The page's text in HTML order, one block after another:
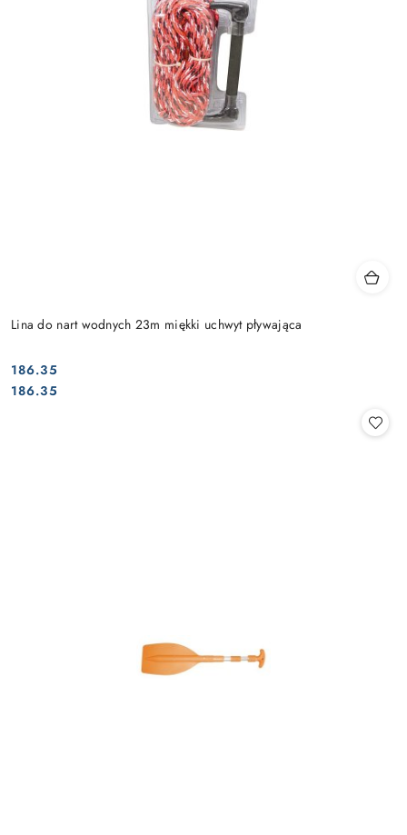
Lina do nart wodnych 23m miękki uchwyt pływająca
Cena:
186.35
Cena:
186.35